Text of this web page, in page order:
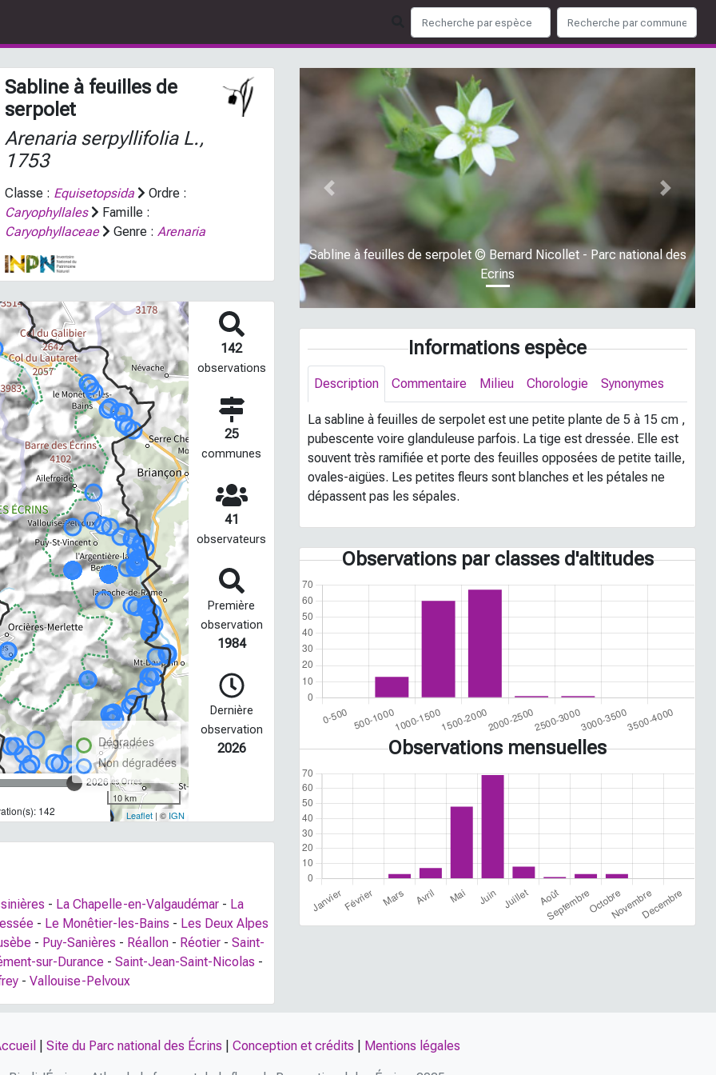
Sabline à feuilles de
serpolet
Arenaria serpyllifoliaL.,
1753
Classe : Equisetopsida
Ordre :
Caryophyllales
Famille :
Caryophyllaceae
Genre : Arenaria
2026
142
Dégradées
Non dégradées
10 km
Leaflet| © IGN
142
observations
25
communes
41
observateurs
Première
observation
1984
Dernière
observation
2026
- La Chapelle-en-Valgaudémar - La
- Le Monêtier-les-Bains - Les Deux Alpes
- Puy-Sanières - Réallon - Réotier - Saint-
sur-Durance - Saint-Jean-Saint-Nicolas -
- Vallouise-Pelvoux
Sabline à feuilles de serpolet © Bernard Nicollet - Parc national des
Ecrins
Previous Next
Informations espèce
Description Commentaire Milieu Chorologie Synonymes
La sabline à feuilles de serpolet est une petite plante de 5 à 15 cm ,
pubescente voire glanduleuse parfois. La tige est dressée. Elle est
souvent très ramifiée et porte des feuilles opposées de petite taille,
ovales-aigües. Les petites fleurs sont blanches et les pétales ne
dépassent pas les sépales.
Observations par classes d'altitudes
Observations mensuelles
Site du Parc national des Écrins Conception et crédits Mentions légales